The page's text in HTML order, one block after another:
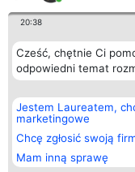
20:38
Cześć, chętnie Ci
odpowiedni temat
Jestem Laureatem,
marketingowe
Chcę zgłosić swoją
Mam inną sprawę
Organizator plebiscytu
Bright Side Solutions sp. z o.
o. sp. k.
ul. Ruska 22
Wrocław 50-079
KRS 0000749100 | Regon
381313360 | NIP 8943132676